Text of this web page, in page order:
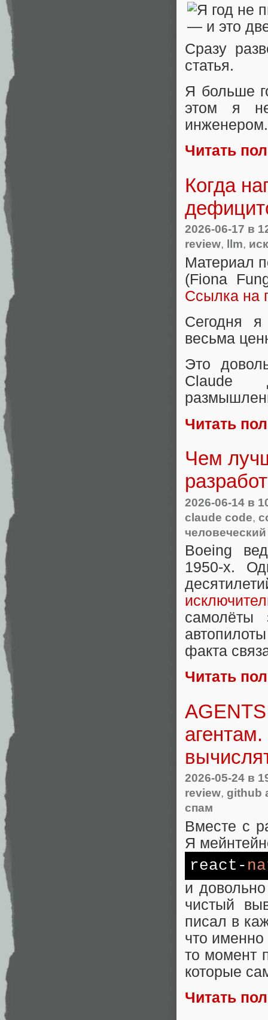
Сразу
статья.
Я больше
этом я
инженером.
Читать
Когда
2026-06-17 в
review, llm,
Материал
(Fiona
Ссылка на
Сегодня я
весьма
Это
Claude
Читать
Чем
2026-06-14 в
claude code,
Boeing
1950-х.
факта
Читать
2026-05-24 в
review, github
спам
Вместе с
Я
react-
и
чистый
писал в
что именно
то момент
которые
Читать